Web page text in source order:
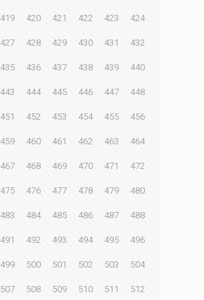
419 420 421 422 423 424
427 428 429 430 431 432
435 436 437 438 439 440
443 444 445 446 447 448
451 452 453 454 455 456
459 460 461 462 463 464
467 468 469 470 471 472
475 476 477 478 479 480
483 484 485 486 487 488
491 492 493 494 495 496
499 500 501 502 503 504
507 508 509 510 511 512